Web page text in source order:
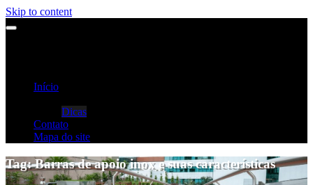
Skip to content
Início
Dicas
Contato
Mapa do site
Tag:Barras de apoio inox e suas características